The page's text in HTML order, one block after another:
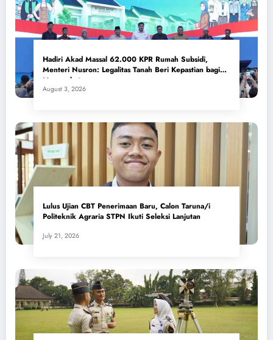
Hadiri Akad Massal 62.000 KPR Rumah Subsidi,
Menteri Nusron: Legalitas Tanah Beri Kepastian bagi
Masyarakat
August 3, 2026
Lulus Ujian CBT Penerimaan Baru, Calon Taruna/i
Politeknik Agraria STPN Ikuti Seleksi Lanjutan
July 21, 2026